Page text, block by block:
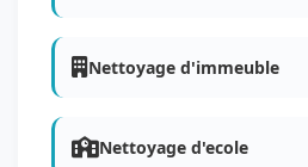
Nettoyage d'immeuble
Nettoyage d'ecole